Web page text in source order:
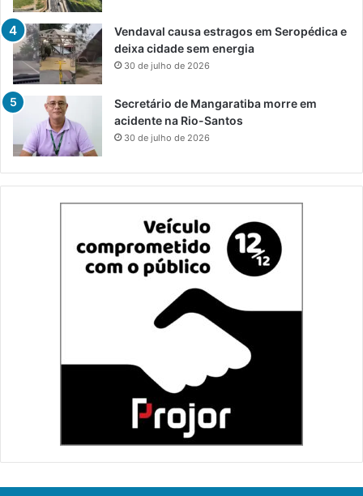
Vendaval causa estragos em Seropédica e
deixa cidade sem energia
30 de julho de 2026
Secretário de Mangaratiba morre em
acidente na Rio-Santos
30 de julho de 2026